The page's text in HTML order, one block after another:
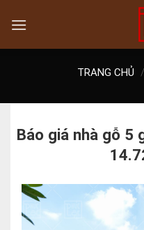
TRANG CHỦ /
Báo giá nhà gỗ 5